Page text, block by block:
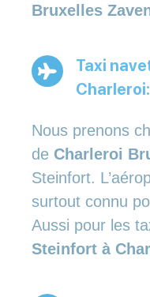
Bruxelles
Taxi
Charleroi:
Nous prenons
de Charleroi
Steinfort.
surtout connu
Aussi pour les
Steinfort à